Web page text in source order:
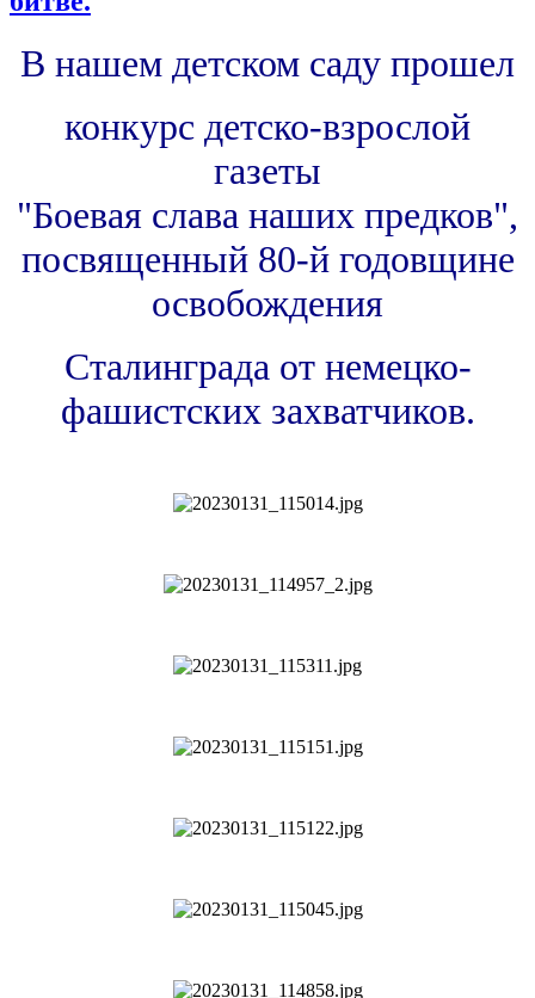
В нашем детском саду прошел
конкурс детско-взрослой
газеты
"Боевая слава наших предков",
посвященный 80-й годовщине
освобождения
Сталинграда от немецко-
фашистских захватчиков.